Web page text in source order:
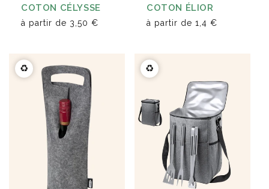
COTON CÉLYSSE
à partir de 3,50 €
COTON ÉLIOR
à partir de 1,4 €
♻️ ♻️